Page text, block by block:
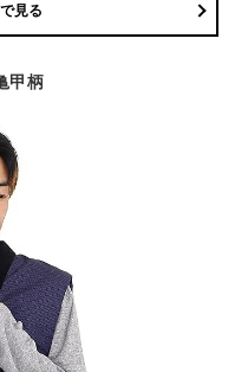
見る
甲柄